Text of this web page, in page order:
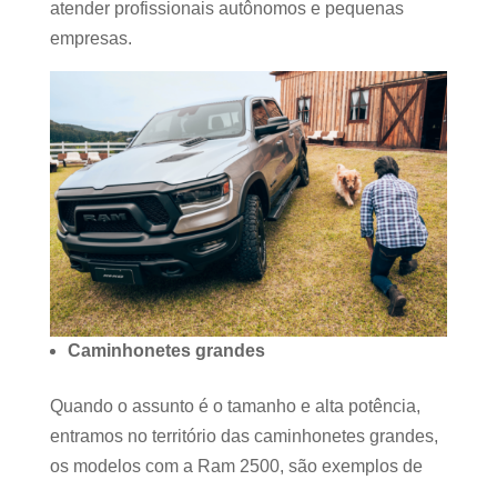
atender profissionais autônomos e pequenas
empresas.
Caminhonetes grandes
Quando o assunto é o tamanho e alta potência,
entramos no território das caminhonetes grandes,
os modelos com a Ram 2500, são exemplos de